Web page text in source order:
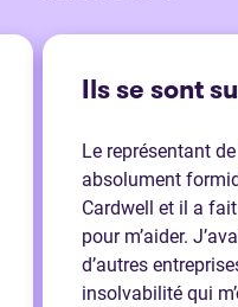
Ils se sont
Le représentant
absolument
Cardwell et il a
pour m’aider.
d’autres
insolvabilité qui